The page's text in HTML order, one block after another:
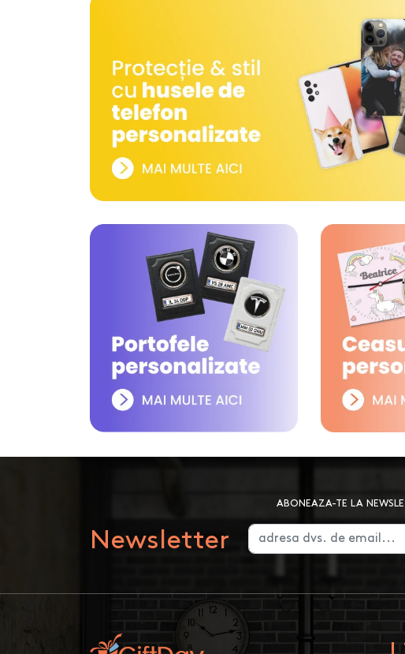
Newsletter
ABONEAZA-TE LA